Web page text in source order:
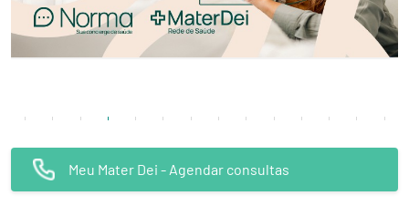
Meu Mater Dei - Agendar consultas